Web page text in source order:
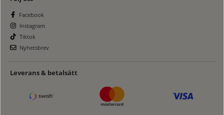
Facebook
Instagram
Tiktok
Nyhetsbrev
Leverans & betalsätt